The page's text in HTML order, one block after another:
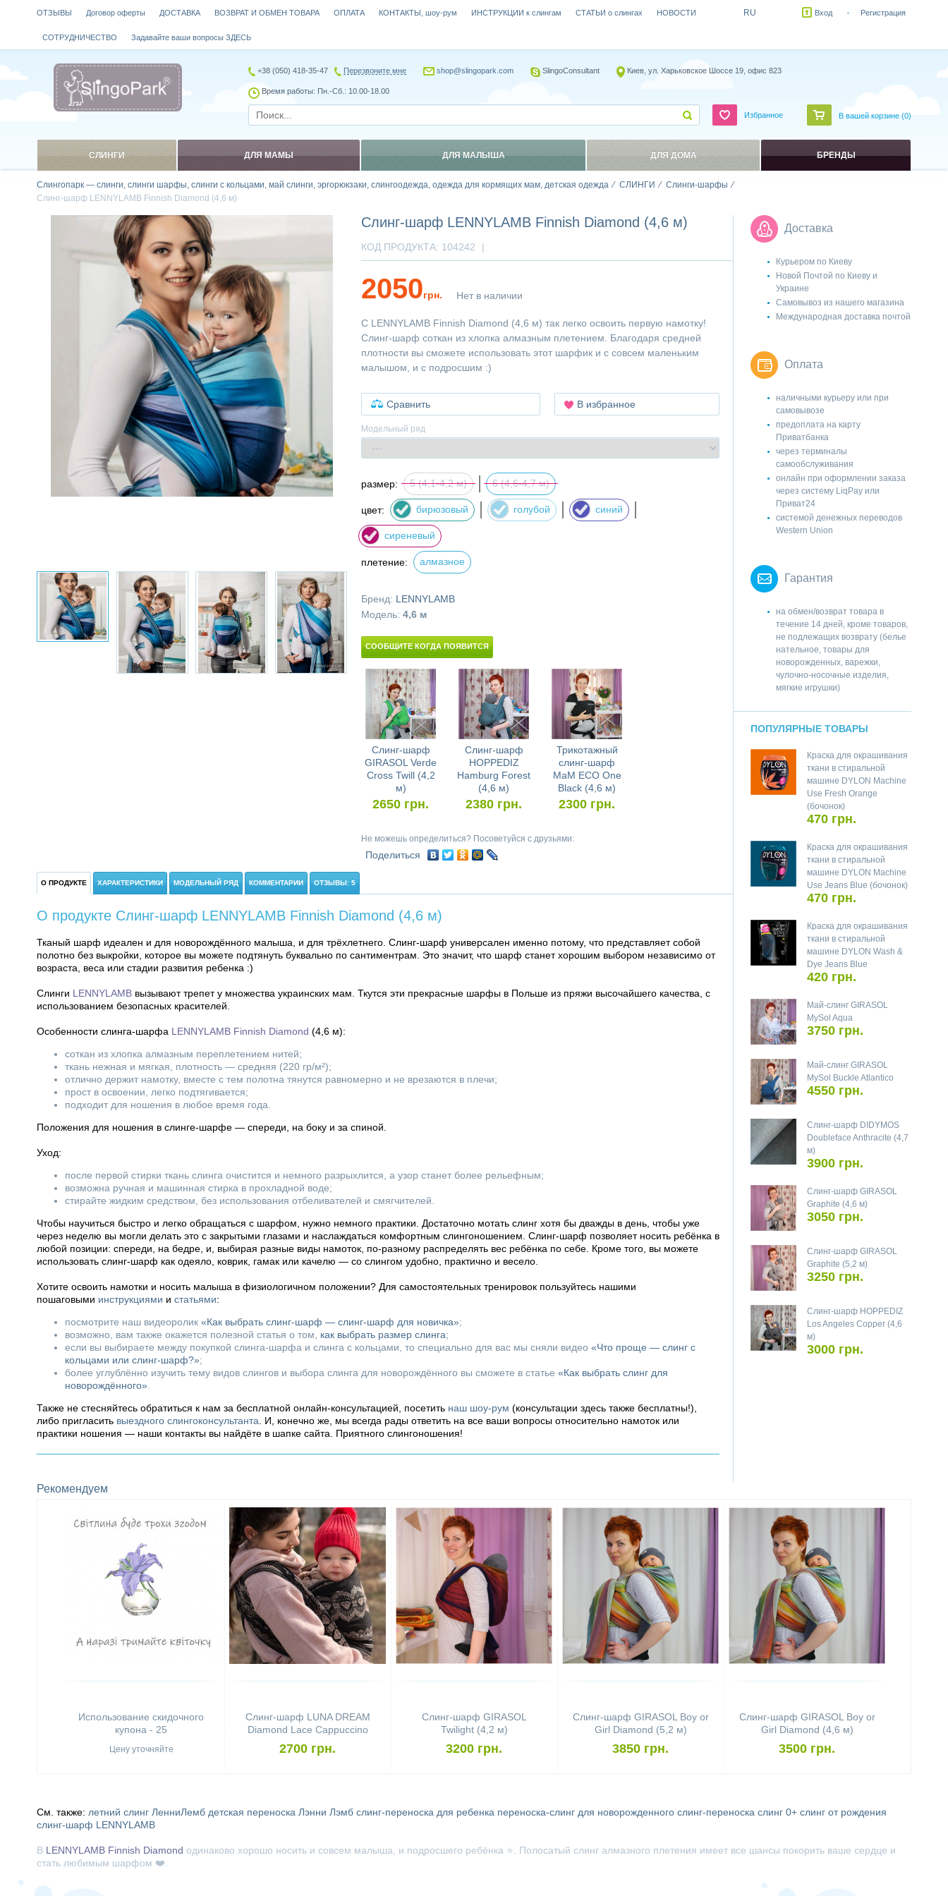
Слингопарк — слинги, слинги шарфы, слинги с кольцами, май слинги, эргорюкзаки, слингоодежда, одежда для кормящих мам, детская одежда СЛИНГИ
Слинги-шарфы
Слинг-шарф LENNYLAMB Finnish Diamond (4,6 м)
Слинг-шарф LENNYLAMB Finnish Diamond (4,6 м)
КОД ПРОДУКТА: 104242 |
2050грн. Нет в наличии
С LENNYLAMB Finnish Diamond (4,6 м) так легко освоить первую намотку!
Слинг-шарф соткан из хлопка алмазным плетением. Благодаря средней
плотности вы сможете использовать этот шарфик и с совсем маленьким
малышом, и с подросшим :)
Сравнить В избранное
Модельный ряд
размер: 5 (4,1-4,2 м) 6 (4,6-4,7 м)
цвет: бирюзовый голубой синий
сиреневый
плетение: алмазное
Бренд: LENNYLAMB
Модель: 4,6 м
СООБЩИТЕ КОГДА ПОЯВИТСЯ
Слинг-шарф
GIRASOL Verde
Cross Twill (4,2
м)
2650 грн.
Слинг-шарф
HOPPEDIZ
Hamburg Forest
(4,6 м)
2380 грн.
Трикотажный
слинг-шарф
MaM ECO One
Black (4,6 м)
2300 грн.
Не можешь определиться? Посоветуйся с друзьями:
Поделиться
О ПРОДУКТЕ ХАРАКТЕРИСТИКИ МОДЕЛЬНЫЙ РЯД КОММЕНТАРИИ ОТЗЫВЫ: 5
О продукте Слинг-шарф LENNYLAMB Finnish Diamond (4,6 м)
Тканый шарф идеален и для новорождённого малыша, и для трёхлетнего. Слинг-шарф универсален именно потому, что представляет собой
полотно без выкройки, которое вы можете подтянуть буквально по сантиментрам. Это значит, что шарф станет хорошим выбором независимо от
возраста, веса или стадии развития ребенка :)
Слинги LENNYLAMB вызывают трепет у множества украинских мам. Ткутся эти прекрасные шарфы в Польше из пряжи высочайшего качества, с
использованием безопасных красителей.
Особенности слинга-шарфа LENNYLAMB Finnish Diamond (4,6 м):
соткан из хлопка алмазным переплетением нитей;
ткань нежная и мягкая, плотность — средняя (220 гр/м²);
отлично держит намотку, вместе с тем полотна тянутся равномерно и не врезаются в плечи;
прост в освоении, легко подтягивается;
подходит для ношения в любое время года.
Положения для ношения в слинге-шарфе — спереди, на боку и за спиной.
Уход:
после первой стирки ткань слинга очистится и немного разрыхлится, а узор станет более рельефным;
возможна ручная и машинная стирка в прохладной воде;
стирайте жидким средством, без использования отбеливателей и смягчителей.
Чтобы научиться быстро и легко обращаться с шарфом, нужно немного практики. Достаточно мотать слинг хотя бы дважды в день, чтобы уже
через неделю вы могли делать это с закрытыми глазами и наслаждаться комфортным слингоношением. Слинг-шарф позволяет носить ребёнка в
любой позиции: спереди, на бедре, и, выбирая разные виды намоток, по-разному распределять вес ребёнка по себе. Кроме того, вы можете
использовать слинг-шарф как одеяло, коврик, гамак или качелю — со слингом удобно, практично и весело.
Хотите освоить намотки и носить малыша в физиологичном положении? Для самостоятельных тренировок пользуйтесь нашими
пошаговыми инструкциями и статьями:
посмотрите наш видеоролик «Как выбрать слинг-шарф — слинг-шарф для новичка»;
возможно, вам также окажется полезной статья о том, как выбрать размер слинга;
если вы выбираете между покупкой слинга-шарфа и слинга с кольцами, то специально для вас мы сняли видео «Что проще — слинг с
кольцами или слинг-шарф?»;
более углублённо изучить тему видов слингов и выбора слинга для новорождённого вы сможете в статье «Как выбрать слинг для
новорождённого»
Также не стесняйтесь обратиться к нам за бесплатной онлайн-консультацией, посетить наш шоу-рум (консультации здесь также бесплатны!),
либо пригласить выездного слингоконсультанта . И, конечно же, мы всегда рады ответить на все ваши вопросы относительно намоток или
практики ношения — наши контакты вы найдёте в шапке сайта. Приятного слингоношения!
Доставка
Курьером по Киеву
Новой Почтой по Киеву и
Украине
Самовывоз из нашего магазина
Международная доставка почтой
Оплата
наличными курьеру или при
самовывозе
предоплата на карту
Приватбанка
через терминалы
самообслуживания
онлайн при оформлении заказа
через систему LiqPay или
Приват24
системой денежных переводов
Western Union
Гарантия
на обмен/возврат товара в
течение 14 дней, кроме товаров,
не подлежащих возврату (белье
нательное, товары для
новорожденных, варежки,
чулочно-носочные изделия,
мягкие игрушки)
ПОПУЛЯРНЫЕ ТОВАРЫ
Краска для окрашивания
ткани в стиральной
машине DYLON Machine
Use Fresh Orange
(бочонок)
470 грн.
Краска для окрашивания
ткани в стиральной
машине DYLON Machine
Use Jeans Blue (бочонок)
470 грн.
Краска для окрашивания
ткани в стиральной
машине DYLON Wash &
Dye Jeans Blue
420 грн.
Май-слинг GIRASOL
MySol Aqua
3750 грн.
Май-слинг GIRASOL
MySol Buckle Atlantico
4550 грн.
Слинг-шарф DIDYMOS
Doubleface Anthracite (4,7
м)
3900 грн.
Слинг-шарф GIRASOL
Graphite (4,6 м)
3050 грн.
Слинг-шарф GIRASOL
Graphite (5,2 м)
3250 грн.
Слинг-шарф HOPPEDIZ
Los Angeles Copper (4,6
м)
3000 грн.
Рекомендуем
Использование скидочного
купона - 25
Цену уточняйте
Слинг-шарф LUNA DREAM
Diamond Lace Cappuccino
(4,6 м)
2700 грн.
Слинг-шарф GIRASOL
Twilight (4,2 м)
3200 грн.
Слинг-шарф GIRASOL Boy or
Girl Diamond (5,2 м)
3850 грн.
Слинг-шарф GIRASOL Boy or
Girl Diamond (4,6 м)
3500 грн.
См. также: летний слинг ЛенниЛемб детская переноска Лэнни Лэмб слинг-переноска для ребенка переноска-слинг для новорожденного слинг-переноска слинг 0+ слинг от рождения
слинг-шарф LENNYLAMB
В LENNYLAMB Finnish Diamond одинаково хорошо носить и совсем малыша, и подросшего ребёнка ⭐. Полосатый слинг алмазного плетения имеет все шансы покорить ваше сердце и
стать любимым шарфом ❤️.
ОТЗЫВЫ Договор оферты ДОСТАВКА ВОЗВРАТ И ОБМЕН ТОВАРА ОПЛАТА КОНТАКТЫ, шоу-рум ИНСТРУКЦИИ к слингам СТАТЬИ о слингах НОВОСТИ
СОТРУДНИЧЕСТВО Задавайте ваши вопросы ЗДЕСЬ
RU Вход Регистрация
+38 (050) 418-35-47 Перезвоните мне shop@slingopark.com SlingoConsultant Киев, ул. Харьковское Шоссе 19, офис 823
Время работы: Пн.-Сб.: 10.00-18.00
Избранное В вашей корзине (0)
СЛИНГИ ДЛЯ МАМЫ ДЛЯ МАЛЫША ДЛЯ ДОМА БРЕНДЫ